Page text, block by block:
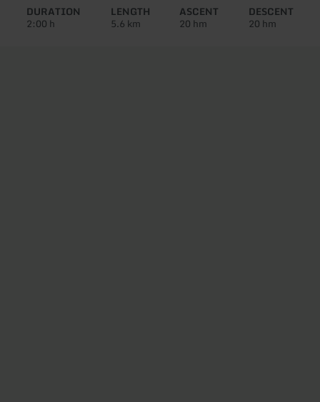
tour:
DURATION
2:00 h
LENGTH
5.6 km
ASCENT
20 hm
DESCENT
20 hm